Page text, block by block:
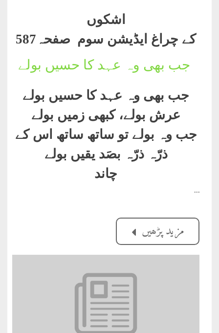
اشکوں
کے چراغ ایڈیشن سوم صفحہ 587
جب بھی وہ عہد کا حسیں بولے
جب بھی وہ عہد کا حسیں بولے
عرش بولے، کبھی زمیں بولے
جب وہ بولے تو ساتھ ساتھ اس کے
ذرّہ ذرّہ بصَد یقیں بولے
چاند
…
مزید پڑھیں